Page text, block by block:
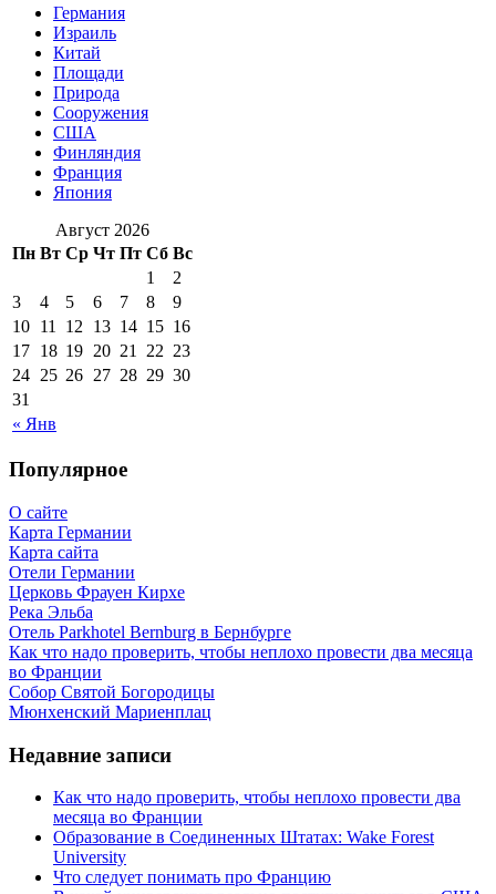
Германия
Израиль
Китай
Площади
Природа
Сооружения
США
Финляндия
Франция
Япония
Август 2026
Пн Вт Ср Чт Пт Сб Вс
« Янв
1
2
3
4 5 6 7 8
9
10 11 12 13 14 15 16
17 18 19 20 21 22 23
24 25 26 27 28 29 30
31
Популярное
О сайте
Карта Германии
Карта сайта
Отели Германии
Церковь Фрауен Кирхе
Река Эльба
Отель Parkhotel Bernburg в Бернбурге
Как что надо проверить, чтобы неплохо провести два месяца
во Франции
Собор Святой Богородицы
Мюнхенский Мариенплац
Недавние записи
Как что надо проверить, чтобы неплохо провести два
месяца во Франции
Образование в Соединенных Штатах: Wake Forest
University
Что следует понимать про Францию